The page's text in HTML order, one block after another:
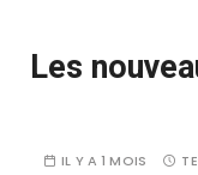
Les
IL Y A 1 MOIS